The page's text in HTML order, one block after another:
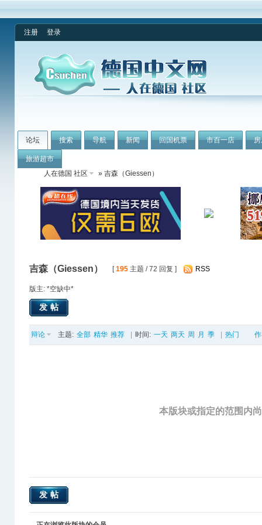
注册 登录
论坛 搜索 导航 新闻 回国机票 市百一店
旅游超市
人在德国 社区
» 吉森（Giessen）
吉森（Giessen） [195 主题 / 72 回复 ] RSS
版主: *空缺中*
发帖
辩论 主题: 全部 精华 推荐 时间: 一天 两天 周 月 季 热门
本版块或指定的范围内
发帖